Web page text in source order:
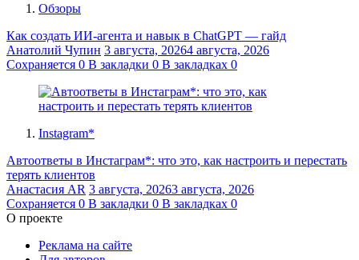
Обзоры
Как создать ИИ-агента и навык в ChatGPT — гайд
Анатолий Чупин 3 августа, 20264 августа, 2026
Сохраняется 0 В закладки 0 В закладках 0
Instagram*
Автоответы в Инстаграм*: что это, как настроить и перестать
терять клиентов
Анастасия AR 3 августа, 20263 августа, 2026
Сохраняется 0 В закладки 0 В закладках 0
О проекте
Реклама на сайте